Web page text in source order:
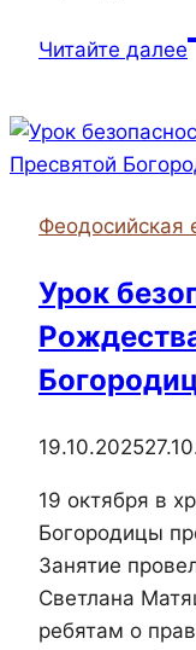
Читайте далее
Феодосийская
Урок
19.10.2025
19 октября в
Богородицы
Занятие
Светлана
ребятам о